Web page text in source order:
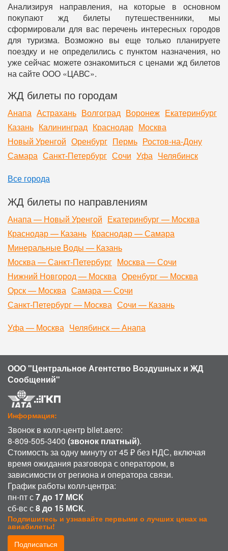
Анализируя направления, на которые в основном
покупают жд билеты путешественники, мы
сформировали для вас перечень интересных городов
для туризма. Возможно вы еще только планируете
поездку и не определились с пунктом назначения, но
уже сейчас можете ознакомиться с ценами жд билетов
на сайте ООО «ЦАВС».
ЖД билеты по городам
Анапа Астрахань Волгоград Воронеж Екатеринбург
Казань Калининград Краснодар Москва
Новый Уренгой Оренбург Пермь Ростов-на-Дону
Самара Санкт-Петербург Сочи Уфа Челябинск
Все города
ЖД билеты по направлениям
Анапа — Новый Уренгой Екатеринбург — Москва
Краснодар — Казань Краснодар — Самара
Минеральные Воды — Казань
Москва — Санкт-Петербург Москва — Сочи
Нижний Новгород — Москва Оренбург — Москва
Орск — Москва Самара — Сочи
Санкт-Петербург — Москва Сочи — Казань
Уфа — Москва Челябинск — Анапа
ООО "Центральное Агентство Воздушных и ЖД
Сообщений"
Информация:
Звонок в колл-центр bilet.aero:
8-809-505-3400 (звонок платный).
Стоимость за одну минуту от 45 ₽ без НДС, включая
время ожидания разговора с оператором, в
зависимости от региона и оператора связи.
График работы колл-центра:
пн-пт с7 до 17 МСК
сб-вс с8 до 15 МСК.
Подпишитесь и узнавайте первыми о лучших ценах на
авиабилеты!
Подписаться